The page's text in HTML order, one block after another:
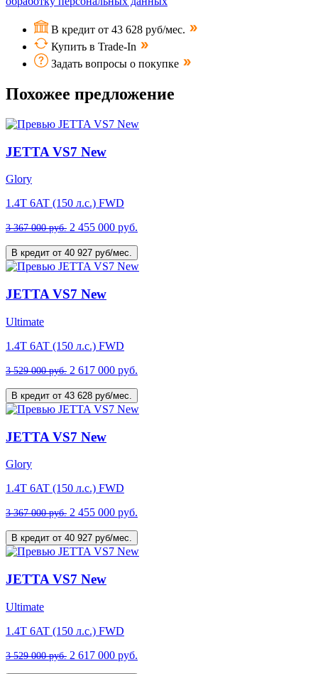
В кредит от 43 628 руб/мес.
Купить в Trade-In
Задать вопросы о покупке
Похожее предложение
JETTA VS7 New
Glory
1.4T 6AT (150 л.с.) FWD
3 367 000 руб. 2 455 000 руб.
В кредит от 40 927 руб/мес.
JETTA VS7 New
Ultimate
1.4T 6AT (150 л.с.) FWD
3 529 000 руб. 2 617 000 руб.
В кредит от 43 628 руб/мес.
JETTA VS7 New
Glory
1.4T 6AT (150 л.с.) FWD
3 367 000 руб. 2 455 000 руб.
В кредит от 40 927 руб/мес.
JETTA VS7 New
Ultimate
1.4T 6AT (150 л.с.) FWD
3 529 000 руб. 2 617 000 руб.